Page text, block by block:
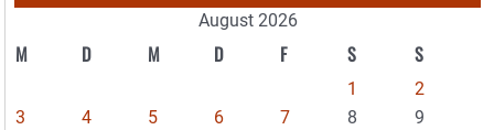
August 2026
M D M D F S S
1
2
3
4 5 6 7 8
9